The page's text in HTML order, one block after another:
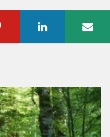
Pinterest Linkedin